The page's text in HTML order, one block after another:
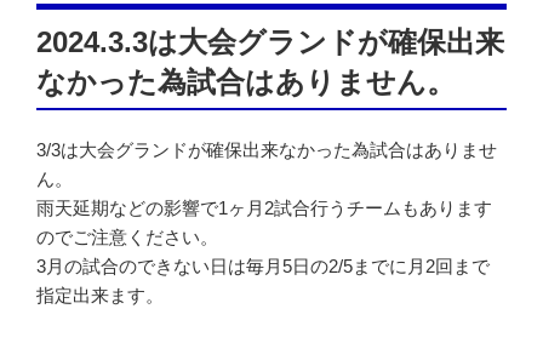
稿
日:
2024.3.3は大会グランドが確保出来
なかった為試合はありません。
3/3は大会グランドが確保出来なかった為試合はありませ
ん。
雨天延期などの影響で1ヶ月2試合行うチームもあります
のでご注意ください。
3月の試合のできない日は毎月5日の2/5までに月2回まで
指定出来ます。